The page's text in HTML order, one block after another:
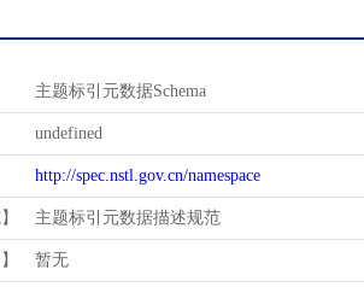
主题标引元数据Schema
undefined
http://spec.nstl.gov.cn/namespace
主题标引元数据描述规范
暂无